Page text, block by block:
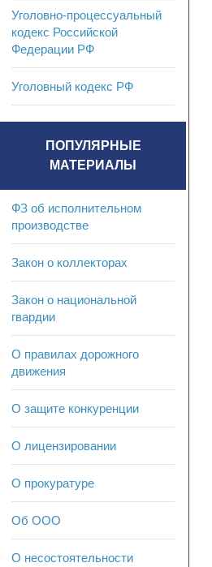
Уголовно-процессуальный
кодекс Российской
Федерации РФ
Уголовный кодекс РФ
ПОПУЛЯРНЫЕ
МАТЕРИАЛЫ
ФЗ об исполнительном
производстве
Закон о коллекторах
Закон о национальной
гвардии
О правилах дорожного
движения
О защите конкуренции
О лицензировании
О прокуратуре
Об ООО
О несостоятельности